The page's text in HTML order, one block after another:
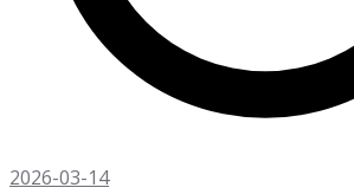
2026-03-14